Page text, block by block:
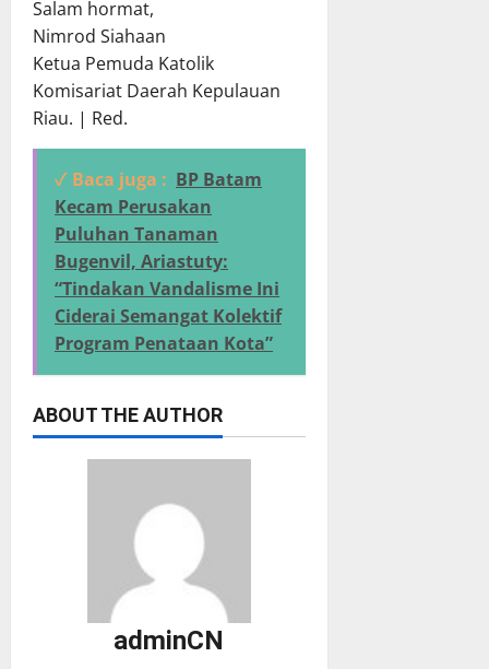
Salam hormat,
Nimrod Siahaan
Ketua Pemuda Katolik
Komisariat Daerah Kepulauan
Riau. | Red.
✓ Baca juga : BP Batam
Kecam Perusakan
Puluhan Tanaman
Bugenvil, Ariastuty:
“Tindakan Vandalisme Ini
Ciderai Semangat Kolektif
Program Penataan Kota”
ABOUT THE AUTHOR
adminCN